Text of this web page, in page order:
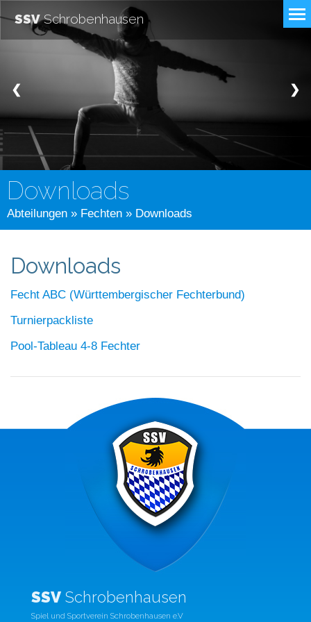
SSVSchrobenhausen
❮ ❯
Downloads
Abteilungen » Fechten » Downloads
Downloads
Fecht ABC (Württembergischer Fechterbund)
Turnierpackliste
Pool-Tableau 4-8 Fechter
SSVSchrobenhausen
Spiel und Sportverein Schrobenhausen e.V